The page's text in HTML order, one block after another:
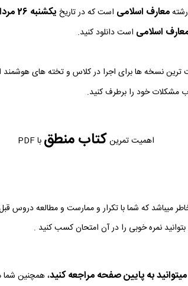
معارف اسلامی است که در تاریخ يكشنبه 26 مرداد 1404
اسلامی است دانلود کنید.
مشکلات خود را برطرف کنید.
اهمیت تمرینکتاب منطق با PDF
میباشد که شما با تکرار و ممارست و مطالعه دروس
بتوانید نمره خوبی را در آن امتحان کسب کنید .
به پایین صفحه مراجعه کنید، همچنین شما